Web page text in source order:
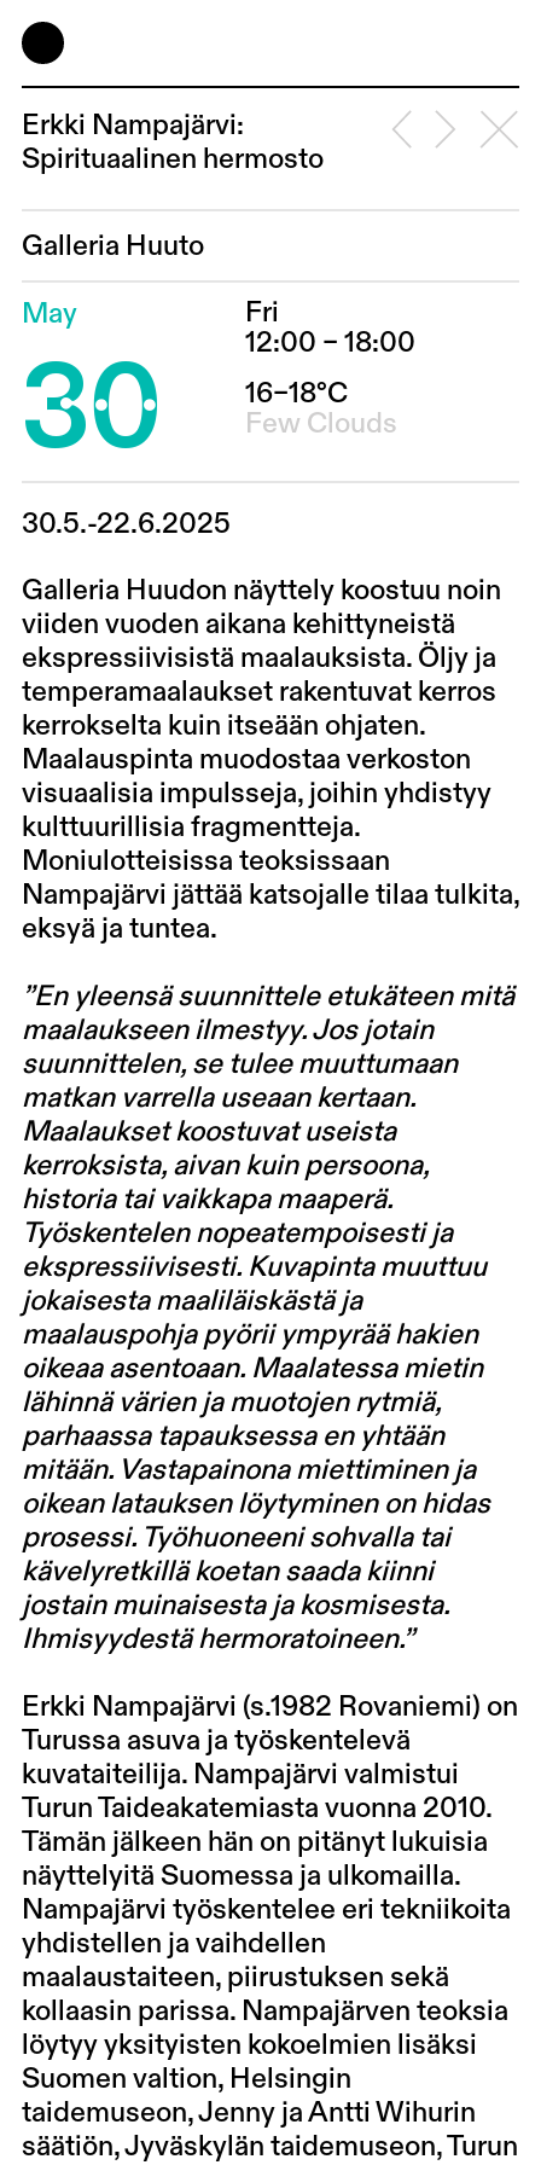
Erkki Nampajärvi:
Spirituaalinen hermosto
Galleria Huuto
May
30
Fri
12:00 – 18:00
16–18°C
Few Clouds
30.5.-22.6.2025
Galleria Huudon näyttely koostuu noin
viiden vuoden aikana kehittyneistä
ekspressiivisistä maalauksista. Öljy ja
temperamaalaukset rakentuvat kerros
kerrokselta kuin itseään ohjaten.
Maalauspinta muodostaa verkoston
visuaalisia impulsseja, joihin yhdistyy
kulttuurillisia fragmentteja.
Moniulotteisissa teoksissaan
Nampajärvi jättää katsojalle tilaa tulkita,
eksyä ja tuntea.
”En yleensä suunnittele etukäteen mitä
maalaukseen ilmestyy. Jos jotain
suunnittelen, se tulee muuttumaan
matkan varrella useaan kertaan.
Maalaukset koostuvat useista
kerroksista, aivan kuin persoona,
historia tai vaikkapa maaperä.
Työskentelen nopeatempoisesti ja
ekspressiivisesti. Kuvapinta muuttuu
jokaisesta maaliläiskästä ja
maalauspohja pyörii ympyrää hakien
oikeaa asentoaan. Maalatessa mietin
lähinnä värien ja muotojen rytmiä,
parhaassa tapauksessa en yhtään
mitään. Vastapainona miettiminen ja
oikean latauksen löytyminen on hidas
prosessi. Työhuoneeni sohvalla tai
kävelyretkillä koetan saada kiinni
jostain muinaisesta ja kosmisesta.
Ihmisyydestä hermoratoineen.”
Erkki Nampajärvi (s.1982 Rovaniemi) on
Turussa asuva ja työskentelevä
kuvataiteilija. Nampajärvi valmistui
Turun Taideakatemiasta vuonna 2010.
Tämän jälkeen hän on pitänyt lukuisia
näyttelyitä Suomessa ja ulkomailla.
Nampajärvi työskentelee eri tekniikoita
yhdistellen ja vaihdellen
maalaustaiteen, piirustuksen sekä
kollaasin parissa. Nampajärven teoksia
löytyy yksityisten kokoelmien lisäksi
Suomen valtion, Helsingin
taidemuseon, Jenny ja Antti Wihurin
säätiön, Jyväskylän taidemuseon, Turun